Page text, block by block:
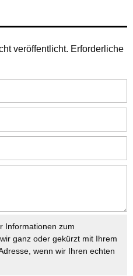
veröffentlicht. Erforderliche
Informationen zum
ganz oder gekürzt mit Ihrem
wenn wir Ihren echten